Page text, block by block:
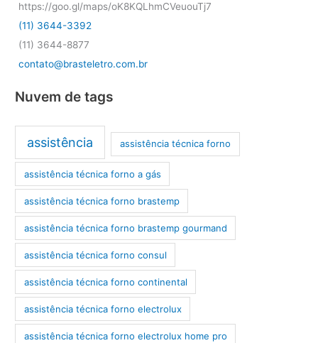
https://goo.gl/maps/oK8KQLhmCVeuouTj7
(11) 3644-3392
(11) 3644-8877
contato@brasteletro.com.br
Nuvem de tags
assistência assistência técnica forno
assistência técnica forno a gás
assistência técnica forno brastemp
assistência técnica forno brastemp gourmand
assistência técnica forno consul
assistência técnica forno continental
assistência técnica forno electrolux
assistência técnica forno electrolux home pro